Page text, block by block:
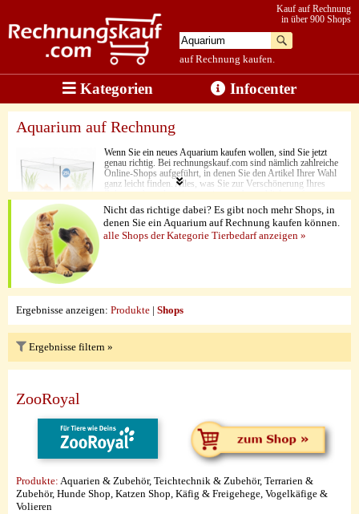
auf Rechnung kaufen.
Kauf auf Rechnung
in über 900 Shops
Kategorien Infocenter
Aquarium auf Rechnung
Wenn Sie ein neues Aquarium kaufen wollen, sind Sie jetzt
genau richtig. Bei rechnungskauf.com sind nämlich zahlreiche
Online-Shops aufgeführt, in denen Sie den Artikel Ihrer Wahl
ganz leicht finden. Alles, was Sie zur Verschönerung Ihres
Zuhauses brauchen, ist nur ein paar Augenblicke entfernt.
Neben den niedrigen Preisen punkten hier nämlich vor allem
die Funktionsvielfalt und die hochwertige
Produktverarbeitung. Zu guter Letzt besticht hier aber vor
allem eine Besonderheit. Jedes Produkt kann ganz
Nicht das richtige dabei? Es gibt noch mehr Shops, in
denen Sie ein Aquarium auf Rechnung kaufen können.
alle Shops der Kategorie Tierbedarf anzeigen »
Ergebnisse anzeigen: Produkte | Shops
Ergebnisse filtern »
ZooRoyal
Produkte: Aquarien & Zubehör, Teichtechnik & Zubehör, Terrarien &
Zubehör, Hunde Shop, Katzen Shop, Käfig & Freigehege, Vogelkäfige &
Volieren